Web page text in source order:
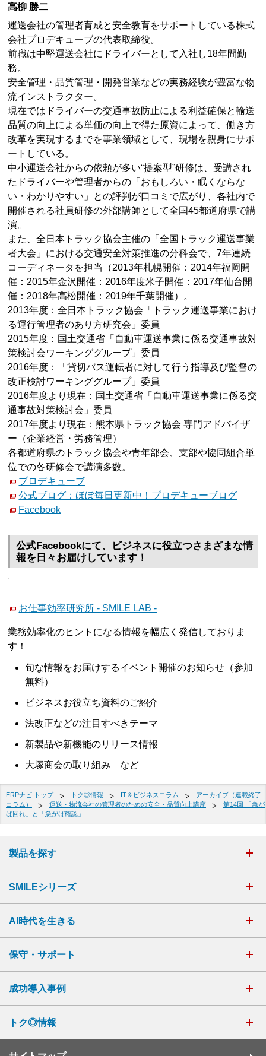
高柳 勝二
運送会社の管理者育成と安全教育をサポートしている株式
会社プロデキューブの代表取締役。
前職は中堅運送会社にドライバーとして入社し18年間勤
務。
安全管理・品質管理・開発営業などの実務経験が豊富な物
流インストラクター。
現在ではドライバーの交通事故防止による利益確保と輸送
品質の向上による単価の向上で得た原資によって、働き方
改革を実現するまでを事業領域として、現場を親身にサポ
ートしている。
中小運送会社からの依頼が多い“提案型”研修は、受講され
たドライバーや管理者からの「おもしろい・眠くならな
い・わかりやすい」との評判が口コミで広がり、各社内で
開催される社員研修の外部講師として全国45都道府県で講
演。
また、全日本トラック協会主催の「全国トラック運送事業
者大会」における交通安全対策推進の分科会で、7年連続
コーディネータを担当（2013年札幌開催：2014年福岡開
催：2015年金沢開催：2016年度米子開催：2017年仙台開
催：2018年高松開催：2019年千葉開催）。
2013年度：全日本トラック協会「トラック運送事業におけ
る運行管理者のあり方研究会」委員
2015年度：国土交通省「自動車運送事業に係る交通事故対
策検討会ワーキンググループ」委員
2016年度：「貸切バス運転者に対して行う指導及び監督の
改正検討ワーキンググループ」委員
2016年度より現在：国土交通省「自動車運送事業に係る交
通事故対策検討会」委員
2017年度より現在：熊本県トラック協会 専門アドバイザ
ー（企業経営・労務管理）
各都道府県のトラック協会や青年部会、支部や協同組合単
位での各研修会で講演多数。
プロデキューブ
公式ブログ：ほぼ毎日更新中！プロデキューブログ
Facebook
公式Facebookにて、ビジネスに役立つさまざまな情
報を日々お届けしています！
お仕事効率研究所 - SMILE LAB -
業務効率化のヒントになる情報を幅広く発信しておりま
す！
旬な情報をお届けするイベント開催のお知らせ（参加
無料）
ビジネスお役立ち資料のご紹介
法改正などの注目すべきテーマ
新製品や新機能のリリース情報
大塚商会の取り組み など
ERPナビ トップ トク◎情報 IT＆ビジネスコラム
アーカイブ（連載終了
コラム）
運送・物流会社の管理者のための安全・品質向上講座
第14回 「急が
ば回れ」と「急がば確認」
製品を探す
SMILEシリーズ
AI時代を生きる
保守・サポート
成功導入事例
トク◎情報